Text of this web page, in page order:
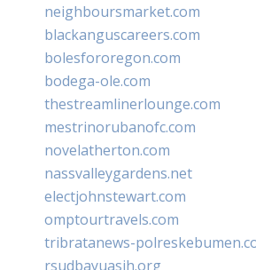
neighboursmarket.com
blackanguscareers.com
bolesfororegon.com
bodega-ole.com
thestreamlinerlounge.com
mestrinorubanofc.com
novelatherton.com
nassvalleygardens.net
electjohnstewart.com
omptourtravels.com
tribratanews-
rsudbayuasih.org